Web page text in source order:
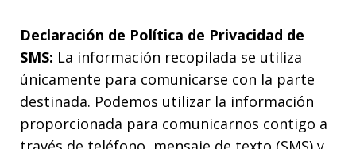
Declaración de Política de Privacidad de
SMS: La información recopilada se utiliza
únicamente para comunicarse con la parte
destinada. Podemos utilizar la información
proporcionada para comunicarnos contigo a